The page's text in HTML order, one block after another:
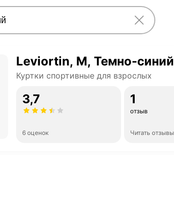
Leviortin, M, Темно-синий
Куртки спортивные для взрослых
3,7
6 оценок
1
отзыв
Читать отзывы